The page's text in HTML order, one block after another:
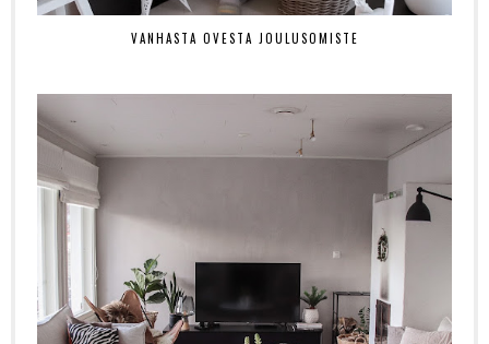
VANHASTA OVESTA JOULUSOMISTE